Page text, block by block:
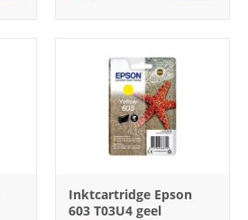
Inktcartridge Epson
603 T03U4 geel